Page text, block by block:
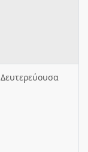
Δευτερεύουσα